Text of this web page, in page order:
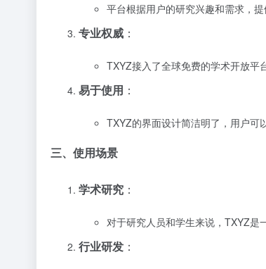
平台根据用户的研究兴趣和需求，
专业权威 ：
TXYZ接入了全球免费的学术开放平
易于使用 ：
TXYZ的界面设计简洁明了，用户可
三、使用场景
学术研究 ：
对于研究人员和学生来说，TXYZ是
行业研发 ：